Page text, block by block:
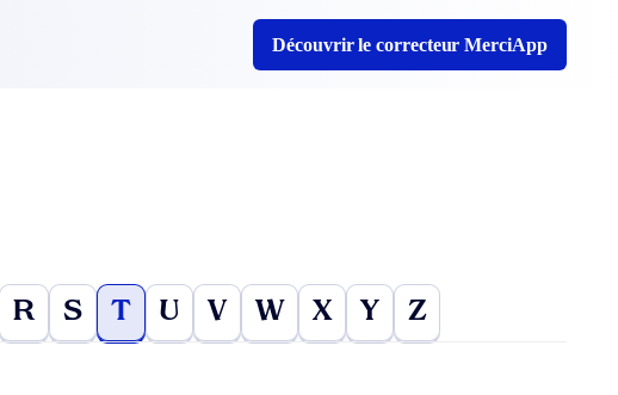
Découvrir le correcteur MerciApp
R S T U V W X Y Z